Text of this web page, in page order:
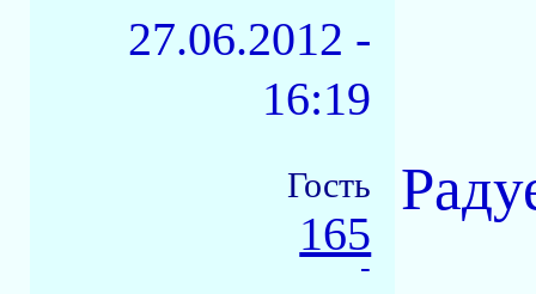
27.06.2012 -
16:19
Гость
165
-